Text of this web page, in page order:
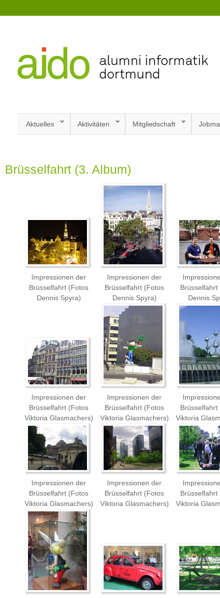
Aktuelles Aktivitäten Mitgliedschaft
Brüsselfahrt (3. Album)
Impressionen der
Brüsselfahrt (Fotos
Dennis Spyra)
Impressionen der
Brüsselfahrt (Fotos
Dennis Spyra)
Brüsselfahrt
Dennis
Impressionen der
Brüsselfahrt (Fotos
Viktoria Glasmachers)
Impressionen der
Brüsselfahrt (Fotos
Viktoria Glasmachers)
Brüsselfahrt
Viktoria
Impressionen der
Brüsselfahrt (Fotos
Viktoria Glasmachers)
Impressionen der
Brüsselfahrt (Fotos
Viktoria Glasmachers)
Brüsselfahrt
Viktoria